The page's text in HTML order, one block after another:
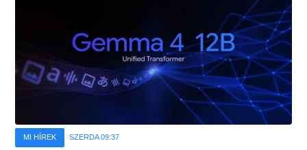
MI HÍREK SZERDA 09:37